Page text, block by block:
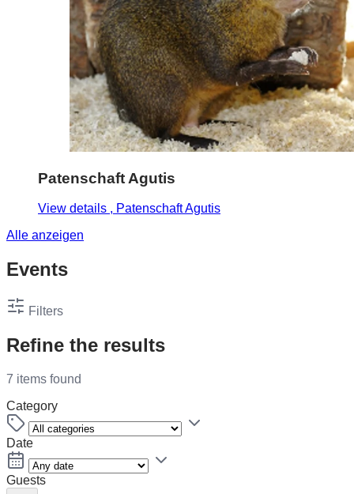
Patenschaft Agutis
View details , Patenschaft Agutis
Alle anzeigen
Events
Filters
Refine the results
7 items found
Category
Date
Guests